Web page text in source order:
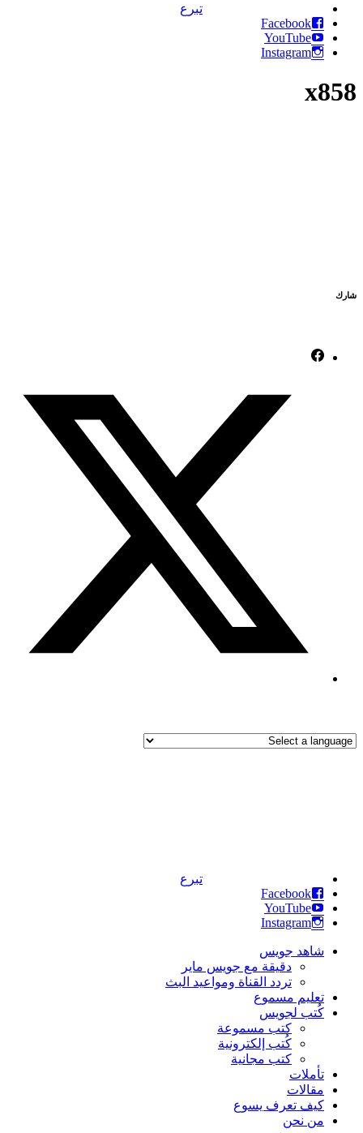
تبرع
Facebook
YouTube
Instagram
x858
شارك
تبرع
Facebook
YouTube
Instagram
شاهد جويس
دقيقة مع جويس ماير
تردد القناة ومواعيد البث
تعليم مسموع
كُتب لجويس
كتب مسموعة
كُتب إلكترونية
كتب مجانية
تأملات
مقالات
كيف تعرف يسوع
من نحن